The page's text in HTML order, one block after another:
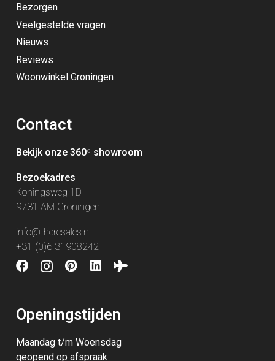
Bezorgen
Veelgestelde vragen
Nieuws
Reviews
Woonwinkel Groningen
Contact
Bekijk onze 360º showroom
Bezoekadres
Koningsweg 1D
9731 AM Groningen
info@theresales.nl
+31 (0)6 31908242
Openingstijden
Maandag t/m Woensdag
geopend op afspraak